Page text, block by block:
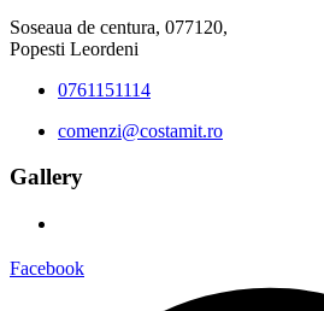
Soseaua de centura, 077120,
Popesti Leordeni
0761151114
comenzi@costamit.ro
Gallery
Facebook